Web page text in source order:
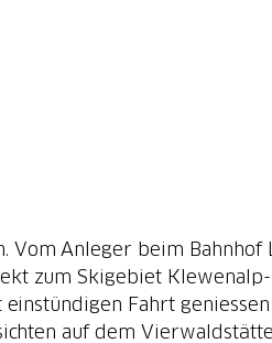
Vom Anleger beim Bahnhof
zum Skigebiet Klewenalp-
Fahrt geniessen
auf dem